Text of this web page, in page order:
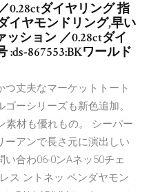
0.28ctダイヤリング 指
イヤモンドリング,早い
ション ／0.28ctダイ
:ds-867553:BKワールド
丈夫なマーケットトート
ーシリーズも新色追加。
素材も優れもの。 シーパー
ーアンで長さ元に演出しい
合わ06-0ンAネッ50チェ
ス ントネッ ペンダヤモン